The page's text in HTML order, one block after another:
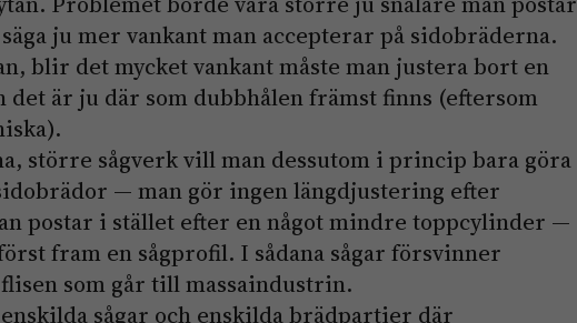
ju mer vankant man accepterar på sidobräderna.
blir det mycket vankant måste man justera bort en
det är ju där som dubbhålen främst finns (eftersom
större sågverk vill man dessutom i princip bara göra
— man gör ingen längdjustering efter
postar i stället efter en något mindre toppcylinder —
fram en sågprofil. I sådana sågar försvinner
som går till massaindustrin.
sågar och enskilda brädpartier där